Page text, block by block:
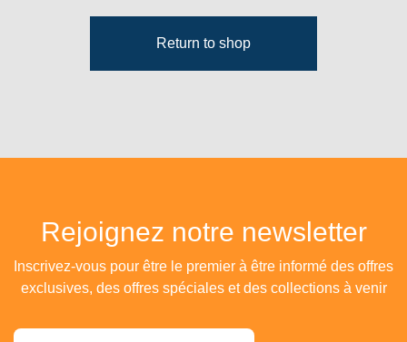
Return to shop
Rejoignez notre newsletter
Inscrivez-vous pour être le premier à être informé des offres
exclusives, des offres spéciales et des collections à venir